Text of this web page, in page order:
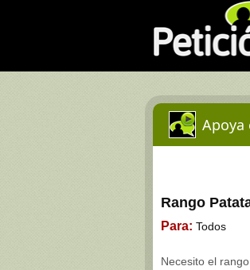
Apoya
Rango
Para: Todos
Necesito el